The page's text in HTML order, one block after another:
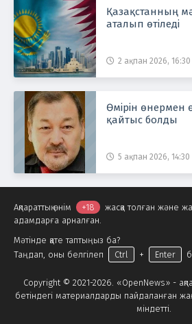
Қазақстанның
аталып өтіледі
2 ақпан 2026, 16:30
Өмірін өнермен
қайтыс болды
5 ақпан 2026, 14:30
Copyright © 2021-2026. «OpenNews» -
бетіндегі материалдарды пайдаланған
міндетті.
Ақпараттық өнім +18
жасқа толған және
адамдарға арналған.
Мәтінде қате таптыңыз ба?
Таңдап, оны белгілеп
Ctrl + Enter